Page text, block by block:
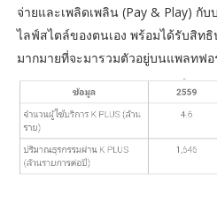
จ่ายและเพลิดเพลิน (Pay & Play) กั
ไลฟ์สไตล์ของตนเอง พร้อมได้รับสิท
มากมายที่จะมารวมตัวอยู่บนแพลทฟอ